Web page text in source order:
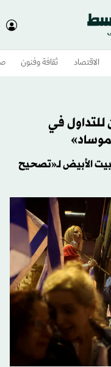
الاقتصاد ثقافة وفنون
في
الأبيض لـ«تصحيح